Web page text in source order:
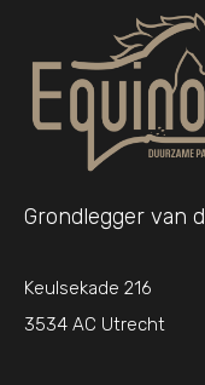
Grondlegger van
Keulsekade 216
3534 AC Utrecht